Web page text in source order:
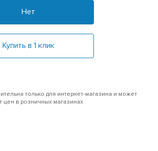
Нет
Купить в 1 клик
только для интернет-магазина и может
цен в розничных магазинах